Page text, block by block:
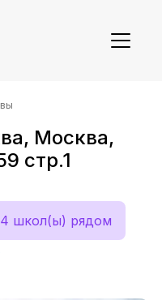
Москва,
стр.1
4 школ(ы) рядом